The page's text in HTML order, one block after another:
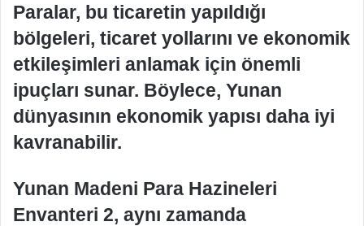
Paralar, bu ticaretin yapıldığı
bölgeleri, ticaret yollarını ve ekonomik
etkileşimleri anlamak için önemli
ipuçları sunar. Böylece, Yunan
dünyasının ekonomik yapısı daha iyi
kavranabilir.
Yunan Madeni Para Hazineleri
Envanteri 2, aynı zamanda